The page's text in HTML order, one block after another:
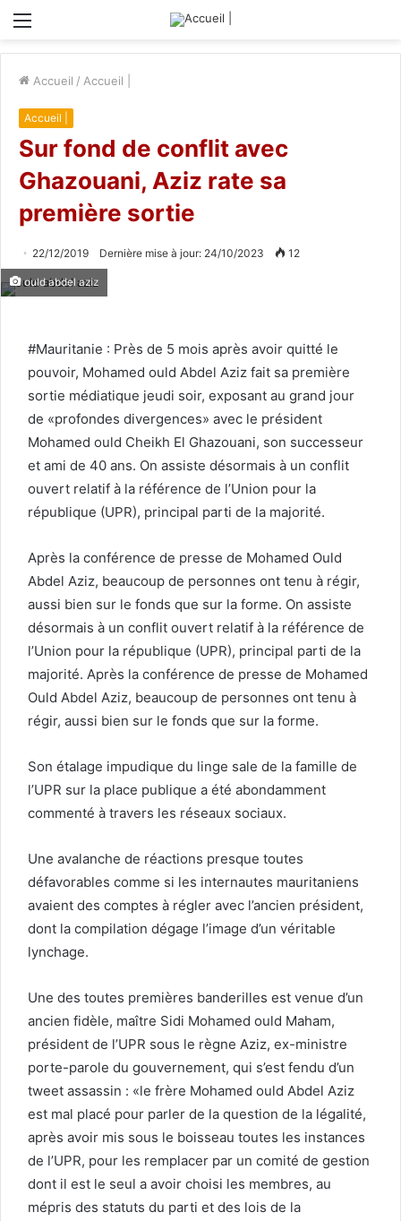
Menu
Accueil / Accueil |
Accueil |
Sur fond de conflit avec
Ghazouani, Aziz rate sa
première sortie
22/12/2019 Dernière mise à jour: 24/10/2023 12
ould abdel aziz
#Mauritanie : Près de 5 mois après avoir quitté le
pouvoir, Mohamed ould Abdel Aziz fait sa première
sortie médiatique jeudi soir, exposant au grand jour
de «profondes divergences» avec le président
Mohamed ould Cheikh El Ghazouani, son successeur
et ami de 40 ans. On assiste désormais à un conflit
ouvert relatif à la référence de l’Union pour la
république (UPR), principal parti de la majorité.
Après la conférence de presse de Mohamed Ould
Abdel Aziz, beaucoup de personnes ont tenu à régir,
aussi bien sur le fonds que sur la forme. On assiste
désormais à un conflit ouvert relatif à la référence de
l’Union pour la république (UPR), principal parti de la
majorité. Après la conférence de presse de Mohamed
Ould Abdel Aziz, beaucoup de personnes ont tenu à
régir, aussi bien sur le fonds que sur la forme.
Son étalage impudique du linge sale de la famille de
l’UPR sur la place publique a été abondamment
commenté à travers les réseaux sociaux.
Une avalanche de réactions presque toutes
défavorables comme si les internautes mauritaniens
avaient des comptes à régler avec l’ancien président,
dont la compilation dégage l’image d’un véritable
lynchage.
Une des toutes premières banderilles est venue d’un
ancien fidèle, maître Sidi Mohamed ould Maham,
président de l’UPR sous le règne Aziz, ex-ministre
porte-parole du gouvernement, qui s’est fendu d’un
tweet assassin : «le frère Mohamed ould Abdel Aziz
est mal placé pour parler de la question de la légalité,
après avoir mis sous le boisseau toutes les instances
de l’UPR, pour les remplacer par un comité de gestion
dont il est le seul a avoir choisi les membres, au
mépris des statuts du parti et des lois de la